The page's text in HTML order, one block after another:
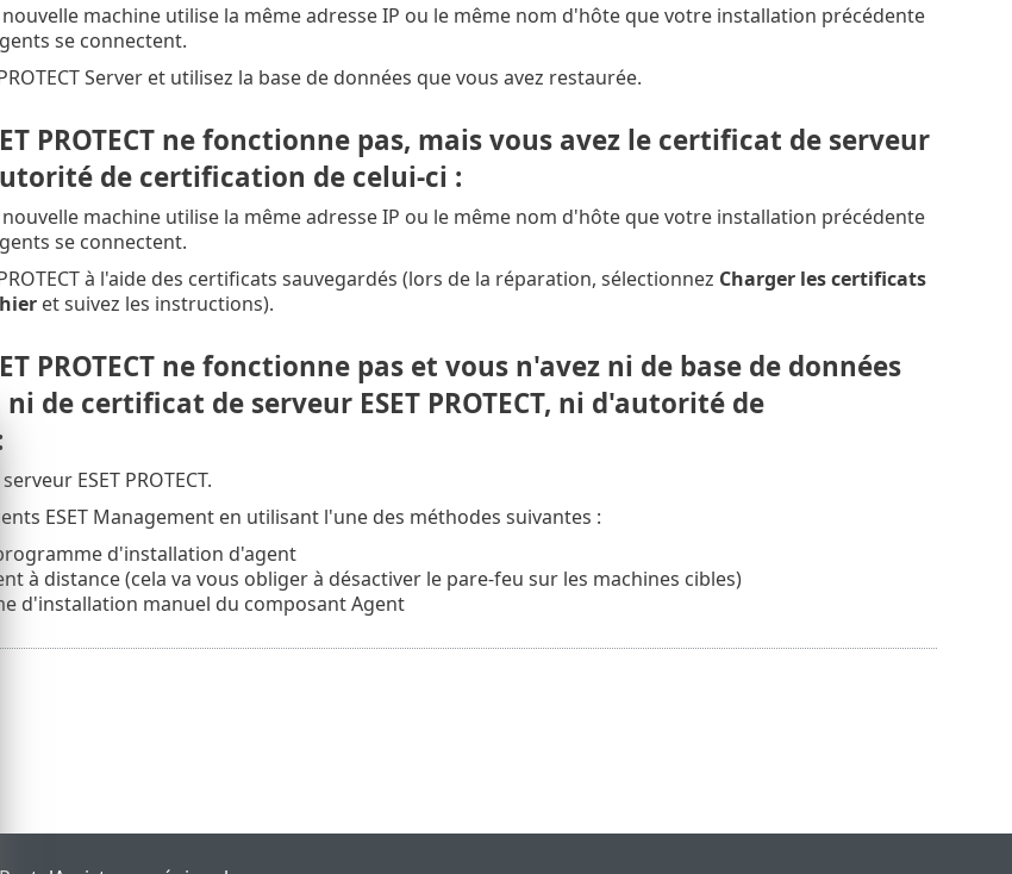
machine utilise la même adresse IP ou le même nom d'hôte que votre installation précédente
se connectent.
Server et utilisez la base de données que vous avez restaurée.
PROTECT ne fonctionne pas, mais vous avez le certificat de serveur
de certification de celui-ci :
machine utilise la même adresse IP ou le même nom d'hôte que votre installation précédente
se connectent.
à l'aide des certificats sauvegardés (lors de la réparation, sélectionnez Charger les certificats
et suivez les instructions).
PROTECT ne fonctionne pas et vous n'avez ni de base de données
de certificat de serveur ESET PROTECT, ni d'autorité de
ESET PROTECT.
ESET Management en utilisant l'une des méthodes suivantes :
d'installation d'agent
à distance (cela va vous obliger à désactiver le pare-feu sur les machines cibles)
d'installation manuel du composant Agent